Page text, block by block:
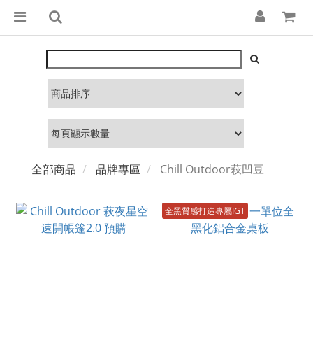
全部商品 品牌專區 Chill Outdoor萩凹豆
全黑質感打造專屬IGT